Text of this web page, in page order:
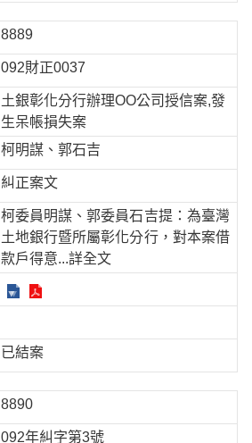
8889
092財正0037
土銀彰化分行辦理OO公司授信案,發
生呆帳損失案
柯明謀、郭石吉
糾正案文
柯委員明謀、郭委員石吉提：為臺灣
土地銀行暨所屬彰化分行，對本案借
款戶得意...詳全文
已結案
8890
092年糾字第3號